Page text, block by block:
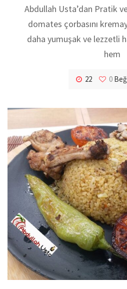
Abdullah Usta’dan Pratik
domates çorbasını
daha yumuşak ve lezzetli
hem
22 0